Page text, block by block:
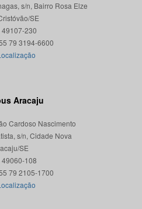
s/n, Bairro Rosa Elze
SE
49107-230
Aracaju
Cardoso Nascimento
s/n, Cidade Nova
SE
49060-108